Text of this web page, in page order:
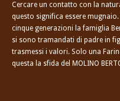
Cercare un contatto con la
questo significa essere
cinque generazioni la famiglia
si sono tramandati di padre in
trasmessi i valori. Solo una
questa la sfida del MOLINO